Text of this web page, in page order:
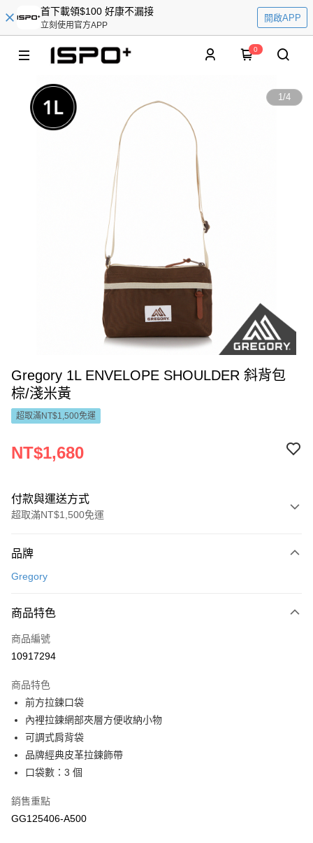
首下載領$100 好康不漏接
立刻使用官方APP
開啟APP
0
1/4
Gregory 1L ENVELOPE SHOULDER 斜背包
棕/淺米黃
超取滿NT$1,500免運
NT$1,680
付款與運送方式
超取滿NT$1,500免運
信用卡一次付款
Apple Pay
悠遊付
7-11取貨(快速到店)
每筆NT$100，滿NT$1,500(含以上)免運費
宅配-本島
每筆NT$100，滿NT$1,500(含以上)免運費
品牌
Gregory
商品特色
商品編號
10917294
商品特色
前方拉鍊口袋
內裡拉鍊網部夾層方便收納小物
可調式肩背袋
品牌經典皮革拉鍊飾帶
口袋數：3 個
銷售重點
GG125406-A500